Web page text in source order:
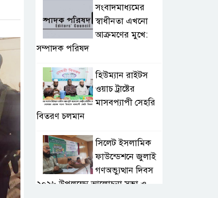
সংবাদমাধ্যমের
স্বাধীনতা এখনো
আক্রমণের মুখে:
সম্পাদক পরিষদ
হিউম্যান রাইটস
ওয়াচ ট্রাষ্টের
মাসবপ্যাপী সেহরি
বিতরণ চলমান
সিলেট ইসলামিক
ফাউন্ডেশনে জুলাই
গণঅভ্যুত্থান দিবস
২০২৬ উপলক্ষ্যে আলোচনা সভা ও